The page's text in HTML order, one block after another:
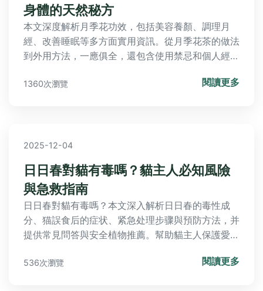
身體的天然秘方
本文深度解析月季花功效，包括美容養顏、調理月
經、改善睡眠等多方面實用資訊。從月季花茶的做法
到外用方法，一應俱全，還包含使用禁忌和個人經驗
1360次瀏覽 閱讀更多
2025-12-04
日日春對貓有毒嗎？貓主人必知風險
與急救指南
日日春對貓有毒嗎？本文深入解析日日春的毒性成
分、猫誤食后的症状、紧急处理步骤與預防方法，并
提供常見問答與安全植物推薦。幫助貓主人保護愛貓
急狀況。
536次瀏覽 閱讀更多